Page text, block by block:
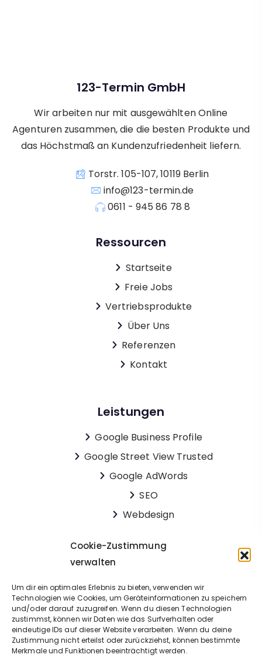
Cookie-Zustimmung
verwalten
Um dir ein optimales Erlebnis zu bieten, verwenden wir
Technologien wie Cookies, um Geräteinformationen zu speichern
und/oder darauf zuzugreifen. Wenn du diesen Technologien
zustimmst, können wir Daten wie das Surfverhalten oder
eindeutige IDs auf dieser Website verarbeiten. Wenn du deine
Zustimmung nicht erteilst oder zurückziehst, können bestimmte
Merkmale und Funktionen beeinträchtigt werden.
123-Termin GmbH
Wir arbeiten nur mit ausgewählten Online
Agenturen zusammen, die die besten Produkte und
das Höchstmaß an Kundenzufriedenheit liefern.
Torstr. 105-107, 10119 Berlin
info@123-termin.de
0611 - 945 86 78 8
Ressourcen
Startseite
Freie Jobs
Vertriebsprodukte
Über Uns
Referenzen
Kontakt
Leistungen
Google Business Profile
Google Street View Trusted
Google AdWords
SEO
Webdesign